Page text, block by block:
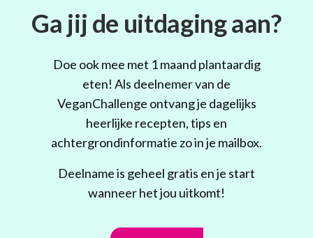
Ga jij de uitdaging aan?
Doe ook mee met 1 maand plantaardig
eten! Als deelnemer van de
VeganChallenge ontvang je dagelijks
heerlijke recepten, tips en
achtergrondinformatie zo in je mailbox.
Deelname is geheel gratis en je start
wanneer het jou uitkomt!